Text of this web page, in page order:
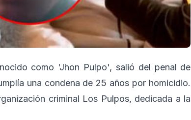
como 'Jhon Pulpo', salió del penal de
una condena de 25 años por homicidio.
criminal Los Pulpos, dedicada a la